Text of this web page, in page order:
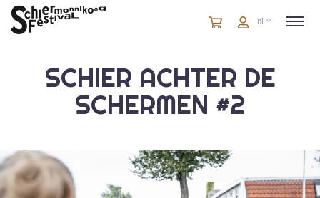
Winkelmandje
artikelen
Account
nl
SCHIER ACHTER DE
SCHERMEN #2